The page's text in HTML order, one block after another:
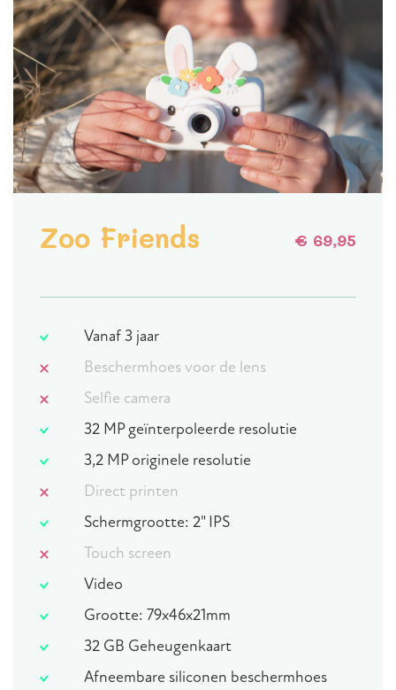
Zoo Friends € 69,95
Vanaf 3 jaar
Beschermhoes voor de lens
Selfie camera
32 MP geïnterpoleerde resolutie
3,2 MP originele resolutie
Direct printen
Schermgrootte: 2" IPS
Touch screen
Video
Grootte: 79x46x21mm
32 GB Geheugenkaart
Afneembare siliconen beschermhoes